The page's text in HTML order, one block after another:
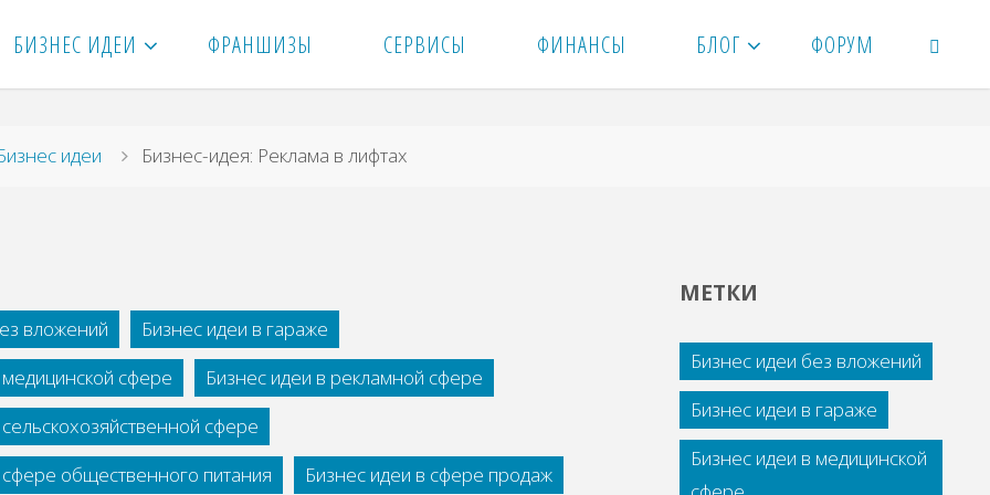
БИЗНЕС ИДЕИ ФРАНШИЗЫ СЕРВИСЫ ФИНАНСЫ БЛОГ ФОРУМ
идеи Бизнес-идея: Реклама в лифтах
вложений
Бизнес идеи в гараже
сфере
Бизнес идеи в рекламной сфере
сфере
общественного питания
Бизнес идеи в сфере продаж
МЕТКИ
Бизнес идеи без вложений
Бизнес идеи в гараже
Бизнес идеи в медицинской